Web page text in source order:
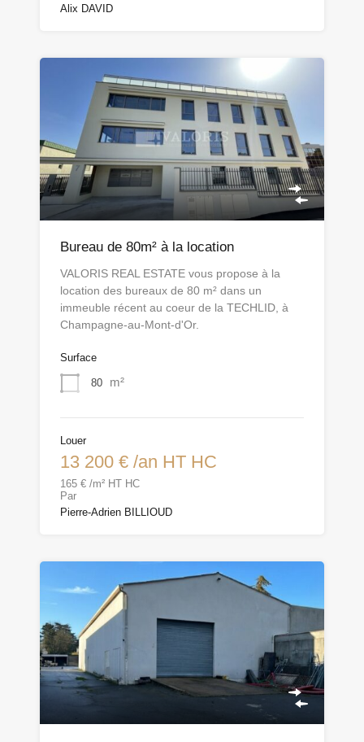
Alix DAVID
Bureau de 80m² à la location
VALORIS REAL ESTATE vous propose à la
location des bureaux de 80 m² dans un
immeuble récent au coeur de la TECHLID, à
Champagne-au-Mont-d'Or.
Surface
80 m²
Louer
13 200 € /an HT HC
165 € /m² HT HC
Par
Pierre-Adrien BILLIOUD